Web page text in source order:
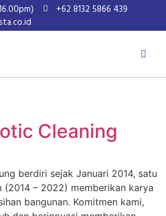
+62 8132 5866 439
Cleaning
berdiri sejak Januari 2014, satu
(2014 – 2022) memberikan karya
bangunan. Komitmen kami,